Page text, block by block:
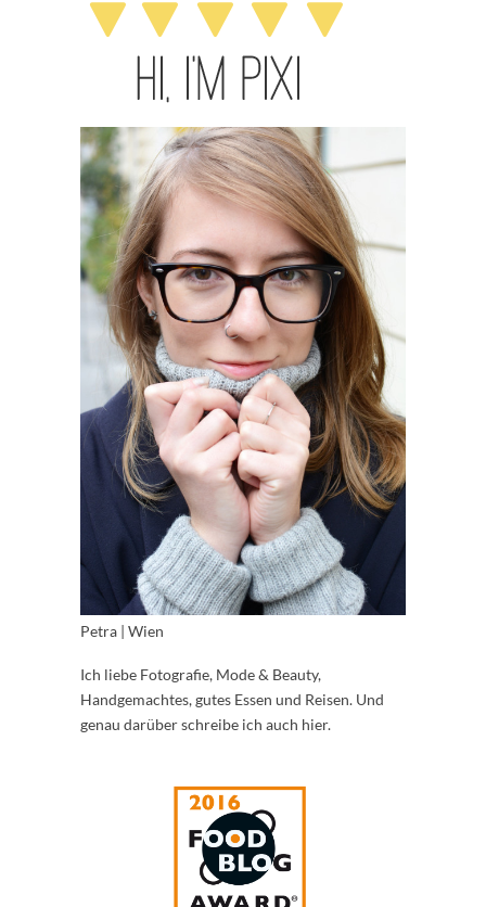
Petra | Wien
Ich liebe Fotografie, Mode & Beauty,
Handgemachtes, gutes Essen und Reisen. Und
genau darüber schreibe ich auch hier.